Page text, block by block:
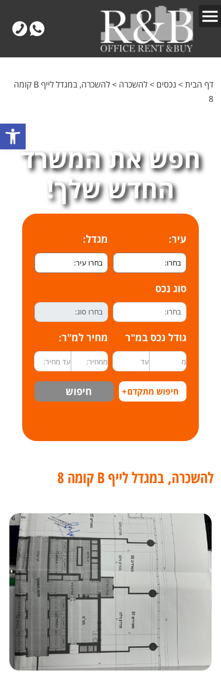
דף הבית > נכסים > להשכרה >
להשכרה, במגדל לייף B קומה
8
חפש את המשרד
החדש שלך!
עיר: מגדל:
סוג נכס
גודל נכס במ"ר מחיר למ"ר:
חיפוש מתקדם+ חיפוש
להשכרה, במגדל לייף B קומה 8